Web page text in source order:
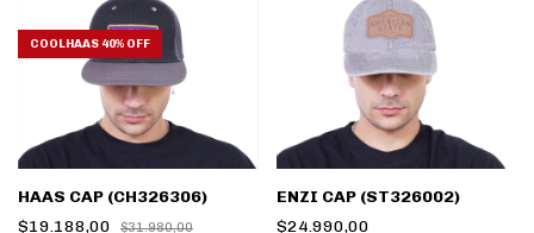
COOLHAAS 40% OFF
HAAS CAP (CH326306)
$19.188,00
$31.980,00
ENZI CAP (ST326002)
$24.990,00